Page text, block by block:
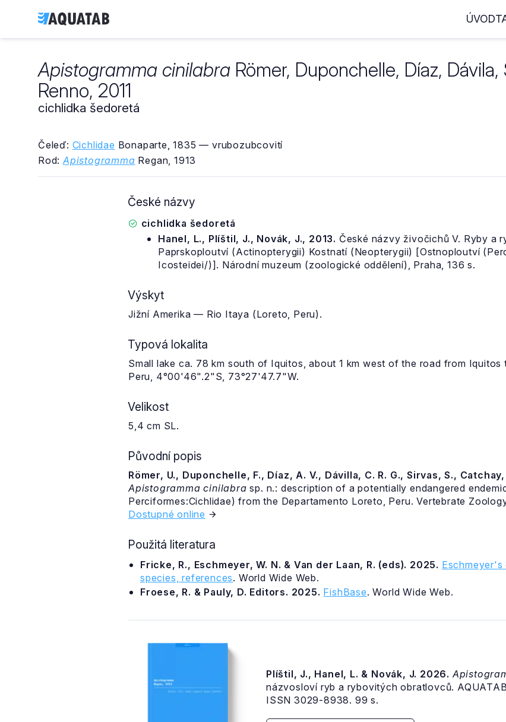
ÚVOD
Apistogramma cinilabra Römer, Duponchelle, Díaz,
Renno, 2011
cichlidka šedoretá
Čeleď: Cichlidae Bonaparte, 1835 — vrubozubcovití
Rod: Apistogramma Regan, 1913
České názvy
cichlidka šedoretá
Hanel, L., Plíštil, J., Novák, J., 2013. České názvy živočichů V. Ryby a
Paprskoploutví (Actinopterygii) Kostnatí (Neopterygii) [Ostnoploutví
Icosteidei/)]. Národní muzeum (zoologické oddělení), Praha, 136 s.
Výskyt
Jižní Amerika — Rio Itaya (Loreto, Peru).
Typová lokalita
Small lake ca. 78 km south of Iquitos, about 1 km west of the road from
Peru, 4°00'46".2"S, 73°27'47.7"W.
Velikost
5,4 cm SL.
Původní popis
Römer, U., Duponchelle, F., Díaz, A. V., Dávilla, C. R. G., Sirvas, S., Catchay,
Apistogramma cinilabra sp. n.: description of a potentially endangered
Perciformes:Cichlidae) from the Departamento Loreto, Peru. Vertebrate
Dostupné online
Použitá literatura
Fricke, R., Eschmeyer, W. N. & Van der Laan, R. (eds). 2025.
species, references. World Wide Web.
Froese, R. & Pauly, D. Editors. 2025. FishBase. World Wide Web.
Plíštil, J., Hanel, L. & Novák, J. 2026.
názvosloví ryb a rybovitých obratlovců.
ISSN 3029-8938. 99 s.